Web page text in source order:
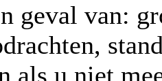
geval van:
als u niet